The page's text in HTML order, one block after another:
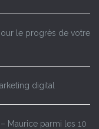
le progrès de votre
digital
Maurice parmi les 10